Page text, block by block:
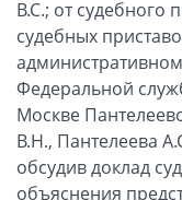
В.С.; от судебного
судебных
Федеральной
Москве
В.Н., Пантелеева
обсудив доклад
объяснения